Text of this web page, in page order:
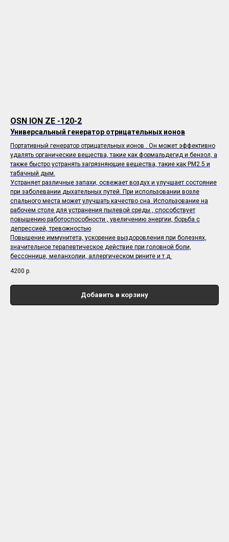
OSN ION ZE -120-2
Универсальный генератор отрицательных ионов
Портативный генератор отрицательных ионов . Он может эффективно
удалять органические вещества, такие как формальдегид и бензол, а
также быстро устранять загрязняющие вещества, такие как PM2.5 и
табачный дым.
Устраняет различные запахи, освежает воздух и улучшает состояние
при заболевании дыхательных путей. При использовании возле
спального места может улучшать качество сна. Использование на
рабочем столе для устранения пылевой среды , способствует
повышению работоспособности , увеличению энергии, борьба с
депрессией, тревожностью
Повышение иммунитета, ускорение выздоровления при болезнях,
значительное терапевтическое действие при головной боли,
бессоннице, меланхолии, аллергическом рините и т.д.
4200 р.
Добавить в корзину